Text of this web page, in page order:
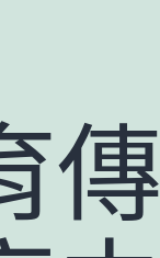
傳